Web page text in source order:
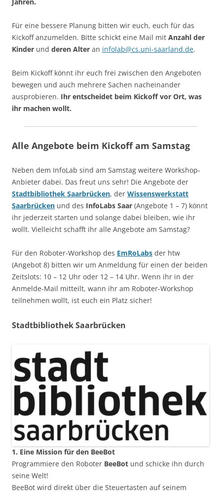
Für eine bessere Planung bitten wir euch, euch für das
Kickoff anzumelden. Bitte schickt eine Mail mit Anzahl der
Kinder und deren Alter an infolab@cs.uni-saarland.de.
Beim Kickoff könnt ihr euch frei zwischen den Angeboten
bewegen und auch mehrere Sachen nacheinander
ausprobieren. Ihr entscheidet beim Kickoff vor Ort, was
ihr machen wollt.
Alle Angebote beim Kickoff am Samstag
Neben dem InfoLab sind am Samstag weitere Workshop-
Anbieter dabei. Das freut uns sehr! Die Angebote der
Stadtbibliothek Saarbrücken, der Wissenswerkstatt
Saarbrücken und des InfoLabs Saar (Angebote 1 – 7) könnt
ihr jederzeit starten und solange dabei bleiben, wie ihr
wollt. Vielleicht schafft ihr alle Angebote am Samstag?
Für den Roboter-Workshop des EmRoLabs der htw
(Angebot 8) bitten wir um Anmeldung für einen der beiden
Zeitslots: 10 – 12 Uhr oder 12 – 14 Uhr. Wenn ihr in der
Anmelde-Mail mitteilt, wann ihr am Roboter-Workshop
teilnehmen wollt, ist euch ein Platz sicher!
Stadtbibliothek Saarbrücken
1. Eine Mission für den BeeBot
Programmiere den Roboter BeeBot und schicke ihn durch
seine Welt!
BeeBot wird direkt über die Steuertasten auf seinem